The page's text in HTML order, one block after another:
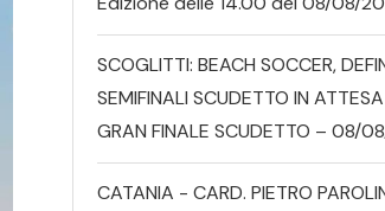
SCOGLITTI: BEACH SOCCER,
SEMIFINALI SCUDETTO IN
GRAN FINALE SCUDETTO – 08/
CATANIA - CARD. PIETRO